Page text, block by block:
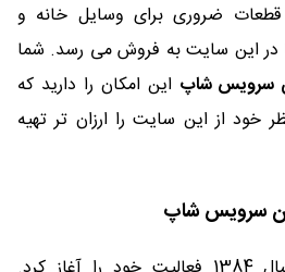
قطعات ضروری برای وسایل خانه و
در این سایت به فروش می رسد. شما
سرویس شاپ این امکان را دارید که
از این سایت را ارزان تر تهیه
سرویس شاپ